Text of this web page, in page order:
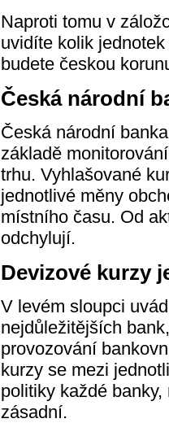
Naproti tomu v
uvidíte kolik
budete českou
Česká národní
Česká národní
základě
trhu. Vyhlašované
jednotlivé měny
místního času. Od
odchylují.
Devizové kurzy
V levém sloupci
nejdůležitějších
provozování
kurzy se mezi
politiky každé
zásadní.